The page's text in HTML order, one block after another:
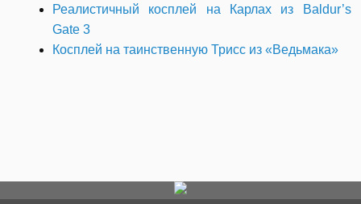
Реалистичный косплей на Карлах из Baldur’s
Gate 3
Косплей на таинственную Трисс из «Ведьмака»